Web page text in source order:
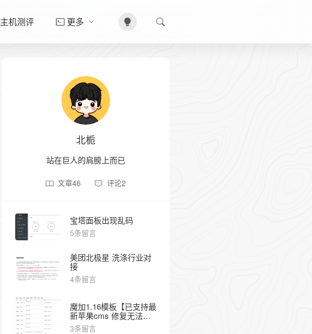
主机测评 更多
北栀
站在巨人的肩膀上而已
文章46 评论2
宝塔面板出现乱码
5条留言
美团北极星 洗涤行业对
接
4条留言
魔加1.16模板【已支持最
新苹果cms 修复无法保
存】
3条留言